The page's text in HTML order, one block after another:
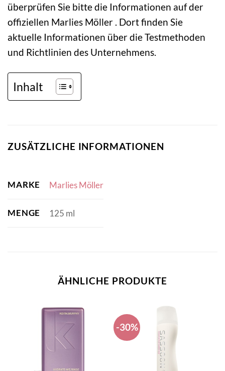
überprüfen Sie bitte die Informationen auf der
offiziellen Marlies Möller . Dort finden Sie
aktuelle Informationen über die Testmethoden
und Richtlinien des Unternehmens.
Inhalt
ZUSÄTZLICHE INFORMATIONEN
MARKE Marlies Möller
MENGE 125 ml
ÄHNLICHE PRODUKTE
-30%